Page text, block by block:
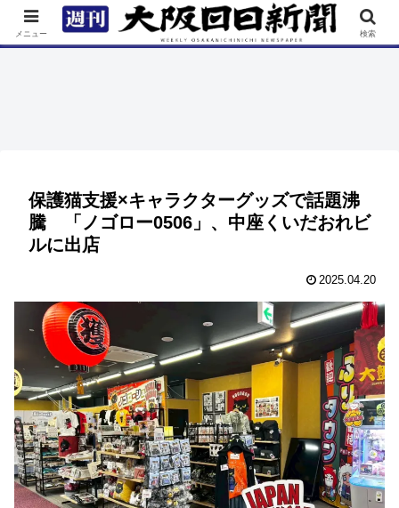
TOP 特集 ニュース 連載 街ネタ イベント
保護猫支援×キャラクターグッズで話題沸
騰 「ノゴロー0506」、中座くいだおれビ
ルに出店
2025.04.20
メニュー 検索